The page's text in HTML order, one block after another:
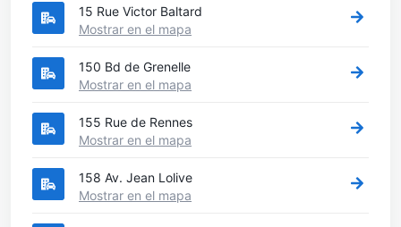
15 Rue Victor Baltard
Mostrar en el mapa
150 Bd de Grenelle
Mostrar en el mapa
155 Rue de Rennes
Mostrar en el mapa
158 Av. Jean Lolive
Mostrar en el mapa